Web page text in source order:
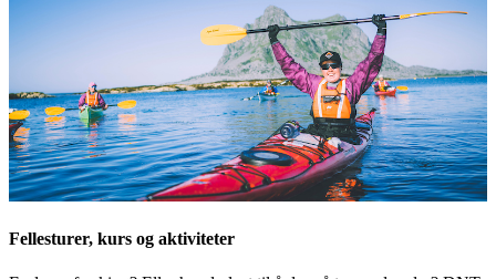
Fellesturer, kurs og aktiviteter